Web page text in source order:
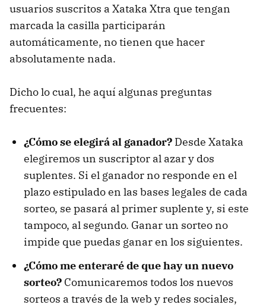
usuarios suscritos a Xataka Xtra que tengan
marcada la casilla participarán
automáticamente, no tienen que hacer
absolutamente nada.
Dicho lo cual, he aquí algunas preguntas
frecuentes:
¿Cómo se elegirá al ganador? Desde Xataka
elegiremos un suscriptor al azar y dos
suplentes. Si el ganador no responde en el
plazo estipulado en las bases legales de cada
sorteo, se pasará al primer suplente y, si este
tampoco, al segundo. Ganar un sorteo no
impide que puedas ganar en los siguientes.
¿Cómo me enteraréde que hay un nuevo
sorteo? Comunicaremos todos los nuevos
sorteos a través de la web y redes sociales,